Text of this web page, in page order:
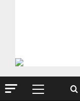
Primary